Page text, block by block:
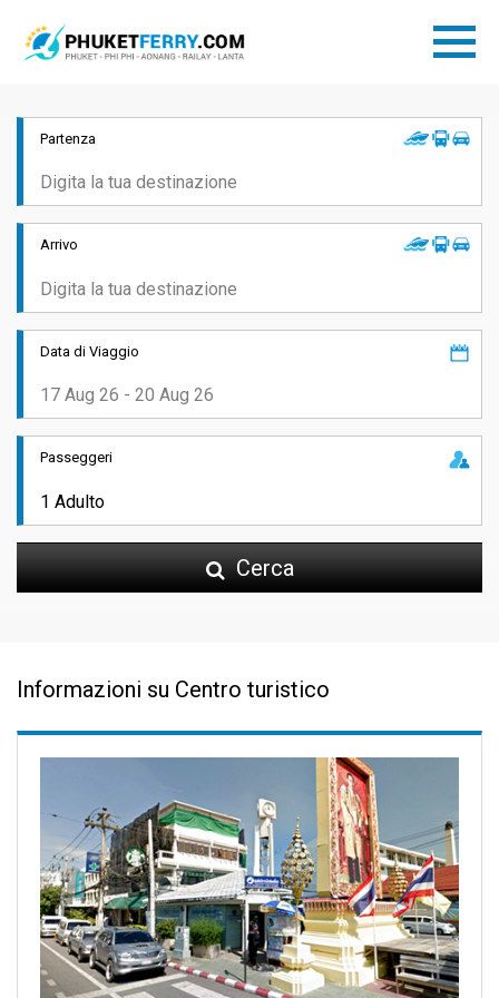
Partenza
Arrivo
Data di Viaggio
Passeggeri
Cerca
Informazioni su Centro turistico